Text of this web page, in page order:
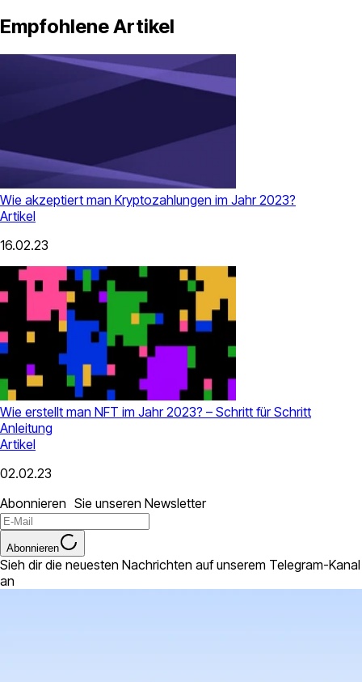
Empfohlene Artikel
Wie akzeptiert man Kryptozahlungen im Jahr 2023?
Artikel
16.02.23
Wie erstellt man NFT im Jahr 2023? – Schritt für Schritt
Anleitung
Artikel
02.02.23
Abonnieren Sie unseren Newsletter
Abonnieren
Sieh dir die neuesten Nachrichten auf unserem Telegram-Kanal
an